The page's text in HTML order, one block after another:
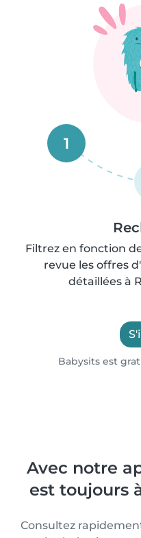
1
Filtrez en fonction
revue les offres
détaillées à
Babysits est
Avec notre
est toujours
Consultez